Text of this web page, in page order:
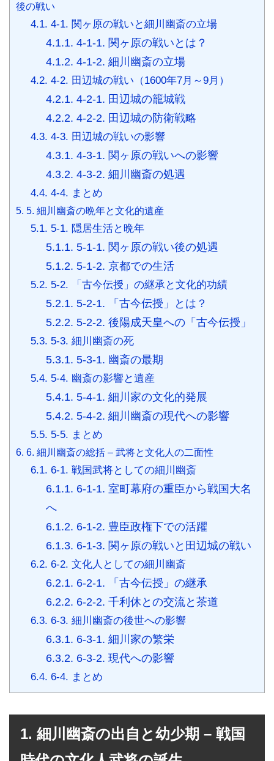
後の戦い
4.1. 4-1. 関ヶ原の戦いと細川幽斎の立場
4.1.1. 4-1-1. 関ヶ原の戦いとは？
4.1.2. 4-1-2. 細川幽斎の立場
4.2. 4-2. 田辺城の戦い（1600年7月～9月）
4.2.1. 4-2-1. 田辺城の籠城戦
4.2.2. 4-2-2. 田辺城の防衛戦略
4.3. 4-3. 田辺城の戦いの影響
4.3.1. 4-3-1. 関ヶ原の戦いへの影響
4.3.2. 4-3-2. 細川幽斎の処遇
4.4. 4-4. まとめ
5. 5. 細川幽斎の晩年と文化的遺産
5.1. 5-1. 隠居生活と晩年
5.1.1. 5-1-1. 関ヶ原の戦い後の処遇
5.1.2. 5-1-2. 京都での生活
5.2. 5-2. 「古今伝授」の継承と文化的功績
5.2.1. 5-2-1. 「古今伝授」とは？
5.2.2. 5-2-2. 後陽成天皇への「古今伝授」
5.3. 5-3. 細川幽斎の死
5.3.1. 5-3-1. 幽斎の最期
5.4. 5-4. 幽斎の影響と遺産
5.4.1. 5-4-1. 細川家の文化的発展
5.4.2. 5-4-2. 細川幽斎の現代への影響
5.5. 5-5. まとめ
6. 6. 細川幽斎の総括 – 武将と文化人の二面性
6.1. 6-1. 戦国武将としての細川幽斎
6.1.1. 6-1-1. 室町幕府の重臣から戦国大名
へ
6.1.2. 6-1-2. 豊臣政権下での活躍
6.1.3. 6-1-3. 関ヶ原の戦いと田辺城の戦い
6.2. 6-2. 文化人としての細川幽斎
6.2.1. 6-2-1. 「古今伝授」の継承
6.2.2. 6-2-2. 千利休との交流と茶道
6.3. 6-3. 細川幽斎の後世への影響
6.3.1. 6-3-1. 細川家の繁栄
6.3.2. 6-3-2. 現代への影響
6.4. 6-4. まとめ
1. 細川幽斎の出自と幼少期 – 戦国